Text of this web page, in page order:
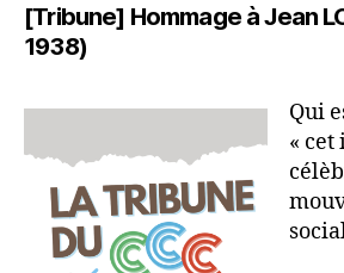
[Tribune] Hommage à Jean
1938)
Qui
«